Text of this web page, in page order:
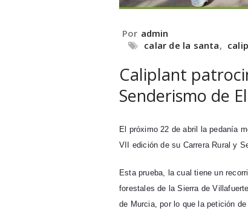
Por admin
calar de la santa,
Caliplant
Senderismo de
El próximo 22 de abril la pedanía
VII edición de su Carrera Rural y
Esta prueba, la cual tiene un
forestales de la Sierra de
de Murcia, por lo que la petición